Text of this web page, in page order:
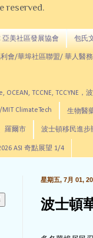
reserved.
亞美社區發展協會 包氏
會/華埠社區聯盟/ 華人醫
OCEAN, TCCNE, TCCYNE
ClimateTech 生物醫
羅爾市 波士頓移民進步
ASI 奇點展望 1/4
星期五, 7月 01,
波士頓